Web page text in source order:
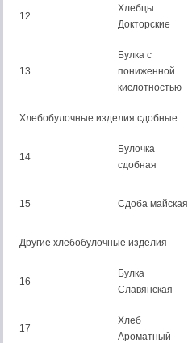
12
Хлебцы
Докторские
13
Булка с
пониженной
кислотностью
Хлебобулочные изделия сдобные
14
Булочка
сдобная
15 Сдоба майская
Другие хлебобулочные изделия
16
Булка
Славянская
17
Хлеб
Ароматный